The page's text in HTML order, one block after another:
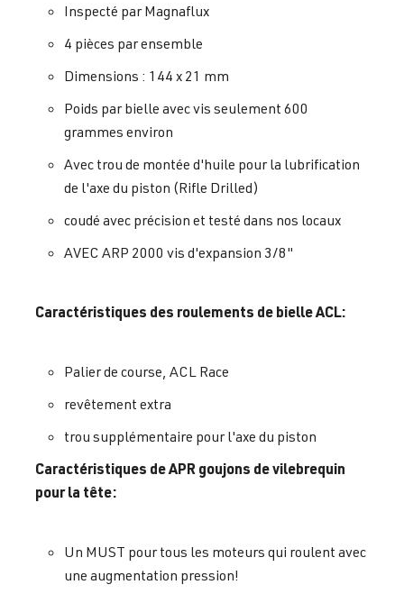
Inspecté par Magnaflux
4 pièces par ensemble
Dimensions : 144 x 21 mm
Poids par bielle avec vis seulement 600
grammes environ
Avec trou de montée d'huile pour la lubrification
de l'axe du piston (Rifle Drilled)
coudé avec précision et testé dans nos locaux
AVEC ARP 2000 vis d'expansion 3/8"
Caractéristiques des roulements de bielle ACL:
Palier de course, ACL Race
revêtement extra
trou supplémentaire pour l'axe du piston
Caractéristiques de APR goujons de vilebrequin
pour la tête:
Un MUST pour tous les moteurs qui roulent avec
une augmentation pression!